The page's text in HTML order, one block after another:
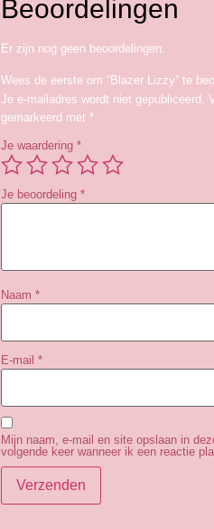
Beoordelingen
Er zijn nog geen beoordelingen.
Wees de eerste om “Blazer Lizzy” te
Je e-mailadres wordt niet gepubliceerd.
gemarkeerd met *
Je waardering *
Je beoordeling *
Naam *
E-mail *
Mijn naam, e-mail en site opslaan in
volgende keer wanneer ik een reactie